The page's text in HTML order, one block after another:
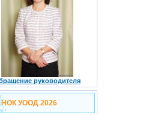
руководителя
НОК УООД 2026